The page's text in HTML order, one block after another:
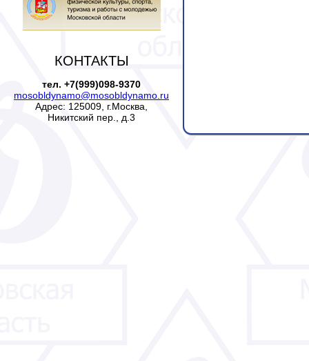
КОНТАКТЫ
тел. +7(999)098-9370
mosobldynamo@mosobldynamo.ru
Адрес: 125009, г.Москва,
Никитский пер., д.3